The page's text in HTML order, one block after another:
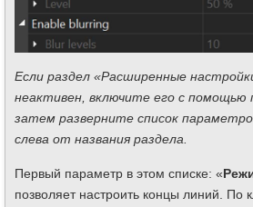
Если раздел «Расширенные
неактивен, включите его с помощью
затем разверните список
слева от названия раздела.
Первый параметр в этом списке: «
позволяет настроить концы линий. По